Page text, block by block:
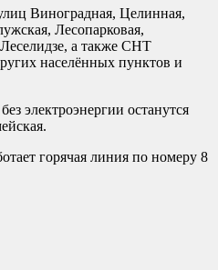
Виноградная, Целинная,
Лесопарковая,
а также СНТ
населённых пунктов и
электроэнергии останутся
горячая линия по номеру 8